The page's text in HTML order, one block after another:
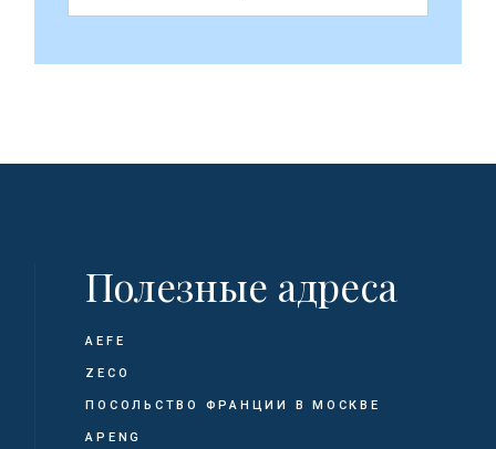
Полезные адреса
AEFE
ZECO
ПОСОЛЬСТВО ФРАНЦИИ В МОСКВЕ
APENG